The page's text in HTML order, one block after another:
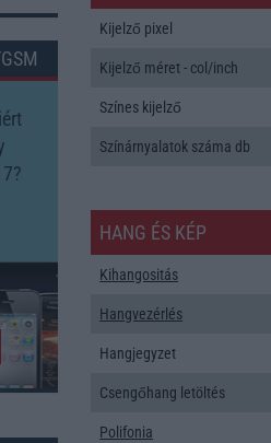
Kijelző pixel
Kijelző méret - col/inch
Színes kijelző
Színárnyalatok száma db
HANG ÉS KÉP
Kihangositás
Hangvezérlés
Hangjegyzet
Csengőhang letöltés
Polifonia